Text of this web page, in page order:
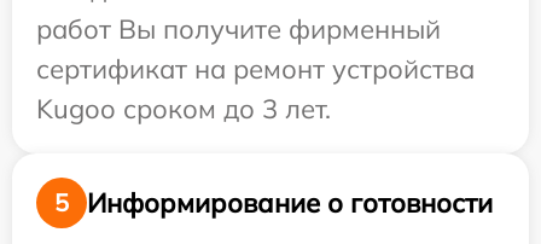
работ Вы получите фирменный
сертификат на ремонт устройства
Kugoo сроком до 3 лет.
5
Информирование о готовности